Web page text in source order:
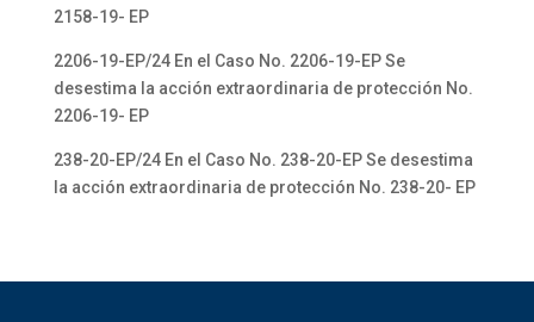
2158-19- EP
2206-19-EP/24 En el Caso No. 2206-19-EP Se
desestima la acción extraordinaria de protección No.
2206-19- EP
238-20-EP/24 En el Caso No. 238-20-EP Se desestima
la acción extraordinaria de protección No. 238-20- EP